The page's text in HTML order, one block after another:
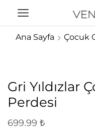
Ana Sayfa Çocuk
Gri Yıldızlar
Perdesi
699.99 ₺